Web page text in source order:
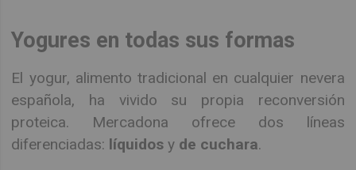
Yogures en todas sus formas
El yogur, alimento tradicional en cualquier nevera
española, ha vivido su propia reconversión
proteica. Mercadona ofrece dos líneas
diferenciadas: líquidos y de cuchara.